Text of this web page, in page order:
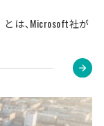
とは､Microsoft社が